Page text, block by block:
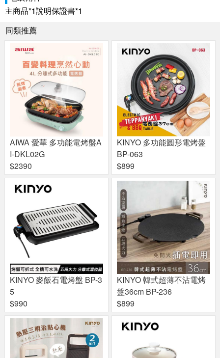
主商品*1說明保證書*1
同類推薦
AIWA 愛華 多功能電烤盤A
I-DKL02G
$2390
KINYO 多功能圓形電烤盤
BP-063
$899
KINYO 麥飯石電烤盤 BP-3
5
$990
KINYO 韓式超薄不沾電烤
盤36cm BP-236
$899